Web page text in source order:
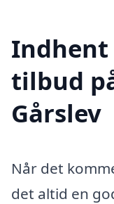
tilbud
Gårslev
Når det
det altid en